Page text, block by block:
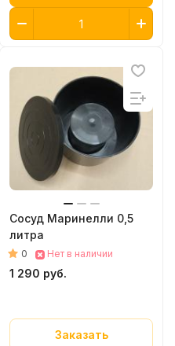
Сосуд Маринелли 0,5
литра
0 Нет в наличии
1 290 руб.
Заказать